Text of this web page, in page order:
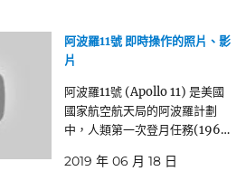
阿波羅11號 即時操作的照片、影
片
阿波羅11號 (Apollo 11) 是美國
國家航空航天局的阿波羅計劃
中，人類第一次登月任務(196…
2019 年 06 月 18 日